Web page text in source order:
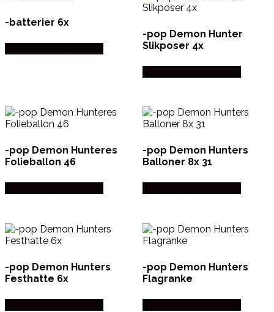
-batterier 6x
-pop Demon Hunter
Slikposer 4x
-pop Demon Hunteres
Folieballon 46
-pop Demon Hunters
Balloner 8x 31
-pop Demon Hunters
Festhatte 6x
-pop Demon Hunters
Flagranke